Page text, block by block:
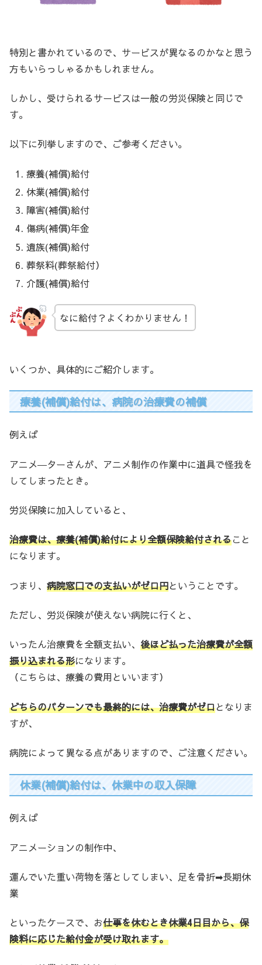
特別と書かれているので、サービスが異なるのかなと思う
方もいらっしゃるかもしれません。
しかし、受けられるサービスは一般の労災保険と同じで
す。
以下に列挙しますので、ご参考ください。
療養(補償)給付
休業(補償)給付
障害(補償)給付
傷病(補償)年金
遺族(補償)給付
葬祭料(葬祭給付）
介護(補償)給付
なに給付？よくわかりません！
いくつか、具体的にご紹介します。
療養(補償)給付は、病院の治療費の補償
例えば
アニメ―ターさんが、アニメ制作の作業中に道具で怪我を
してしまったとき。
労災保険に加入していると、
治療費は、療養(補償)給付により全額保険給付されること
になります。
つまり、 病院窓口での支払いがゼロ円ということです。
ただし、労災保険が使えない病院に行くと、
いったん治療費を全額支払い、 後ほど払った治療費が全額
振り込まれる形になります。
（こちらは、療養の費用といいます）
どちらのパターンでも最終的には、治療費がゼロとなりま
すが、
病院によって異なる点がありますので、ご注意ください。
休業(補償)給付は、休業中の収入保障
例えば
アニメーションの制作中、
運んでいた重い荷物を落としてしまい、足を骨折➡長期休
業
といったケースで、お仕事を休むとき休業4日目から、保
険料に応じた給付金が受け取れます。